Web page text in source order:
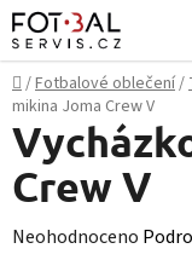
Přejít
na
obsah
Domů
/Fotbalové oblečení/
mikina Joma Crew V
Crew V
Průměrné
Neohodnoceno